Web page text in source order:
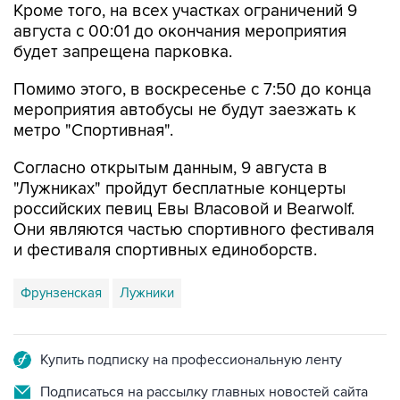
Кроме того, на всех участках ограничений 9
августа с 00:01 до окончания мероприятия
будет запрещена парковка.
Помимо этого, в воскресенье с 7:50 до конца
мероприятия автобусы не будут заезжать к
метро "Спортивная".
Согласно открытым данным, 9 августа в
"Лужниках" пройдут бесплатные концерты
российских певиц Евы Власовой и Bearwolf.
Они являются частью спортивного фестиваля
и фестиваля спортивных единоборств.
Фрунзенская Лужники
Купить подписку на профессиональную ленту
Подписаться на рассылку главных новостей сайта